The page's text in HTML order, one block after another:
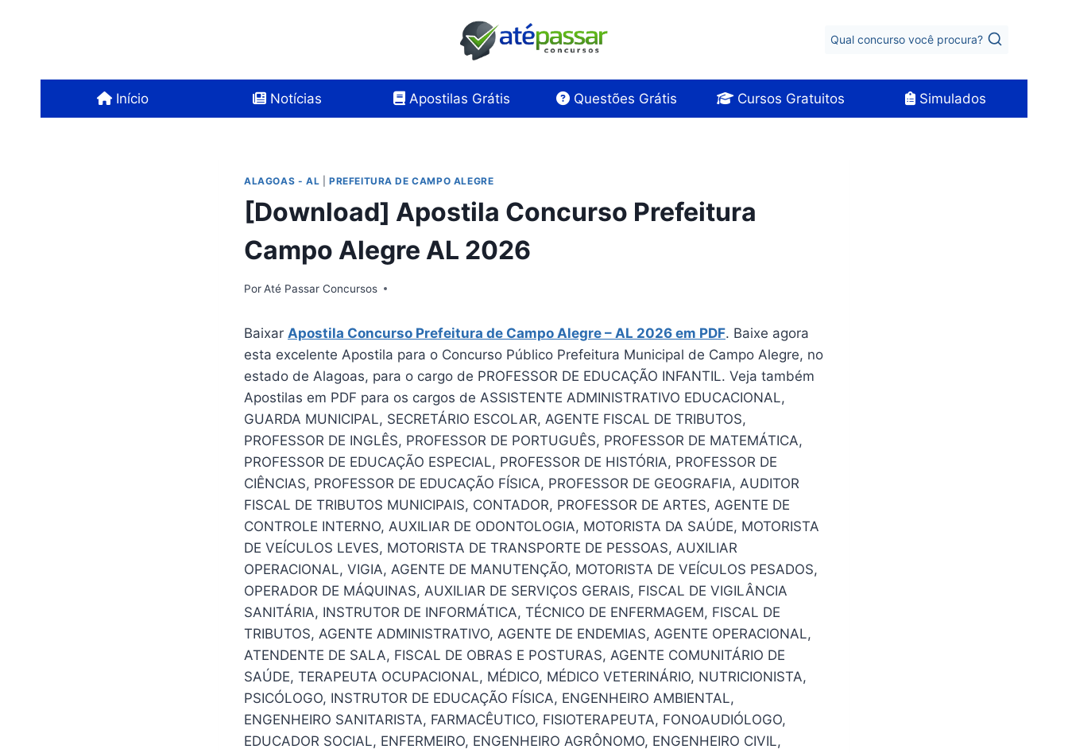
Qual concurso você procura?
Início Notícias Apostilas Grátis Questões Grátis Cursos Gratuitos Simulados
ALAGOAS - AL PREFEITURA DE CAMPO ALEGRE
[Download] Apostila Concurso Prefeitura
Campo Alegre AL 2026
PorAté Passar Concursos
Baixar Apostila Concurso Prefeitura de Campo Alegre – AL 2026 em PDF. Baixe agora
esta excelente Apostila para o Concurso Público Prefeitura Municipal de Campo Alegre, no
estado de Alagoas, para o cargo de PROFESSOR DE EDUCAÇÃO INFANTIL. Veja também
Apostilas em PDF para os cargos de ASSISTENTE ADMINISTRATIVO EDUCACIONAL,
GUARDA MUNICIPAL, SECRETÁRIO ESCOLAR, AGENTE FISCAL DE TRIBUTOS,
PROFESSOR DE INGLÊS, PROFESSOR DE PORTUGUÊS, PROFESSOR DE MATEMÁTICA,
PROFESSOR DE EDUCAÇÃO ESPECIAL, PROFESSOR DE HISTÓRIA, PROFESSOR DE
CIÊNCIAS, PROFESSOR DE EDUCAÇÃO FÍSICA, PROFESSOR DE GEOGRAFIA, AUDITOR
FISCAL DE TRIBUTOS MUNICIPAIS, CONTADOR, PROFESSOR DE ARTES, AGENTE DE
CONTROLE INTERNO, AUXILIAR DE ODONTOLOGIA, MOTORISTA DA SAÚDE, MOTORISTA
DE VEÍCULOS LEVES, MOTORISTA DE TRANSPORTE DE PESSOAS, AUXILIAR
OPERACIONAL, VIGIA, AGENTE DE MANUTENÇÃO, MOTORISTA DE VEÍCULOS PESADOS,
OPERADOR DE MÁQUINAS, AUXILIAR DE SERVIÇOS GERAIS, FISCAL DE VIGILÂNCIA
SANITÁRIA, INSTRUTOR DE INFORMÁTICA, TÉCNICO DE ENFERMAGEM, FISCAL DE
TRIBUTOS, AGENTE ADMINISTRATIVO, AGENTE DE ENDEMIAS, AGENTE OPERACIONAL,
ATENDENTE DE SALA, FISCAL DE OBRAS E POSTURAS, AGENTE COMUNITÁRIO DE
SAÚDE, TERAPEUTA OCUPACIONAL, MÉDICO, MÉDICO VETERINÁRIO, NUTRICIONISTA,
PSICÓLOGO, INSTRUTOR DE EDUCAÇÃO FÍSICA, ENGENHEIRO AMBIENTAL,
ENGENHEIRO SANITARISTA, FARMACÊUTICO, FISIOTERAPEUTA, FONOAUDIÓLOGO,
EDUCADOR SOCIAL, ENFERMEIRO, ENGENHEIRO AGRÔNOMO, ENGENHEIRO CIVIL,